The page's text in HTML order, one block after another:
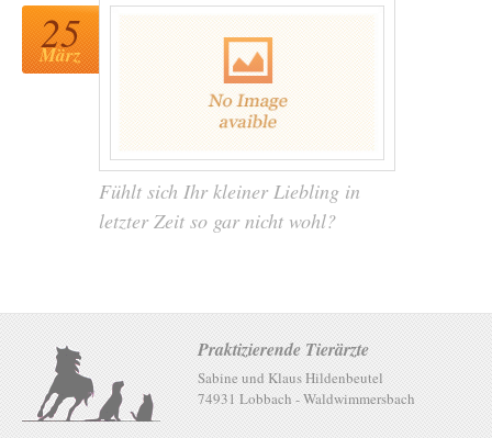
25
März
Fühlt sich Ihr kleiner Liebling in
letzter Zeit so gar nicht wohl?
Praktizierende Tierärzte
Sabine und Klaus Hildenbeutel
74931 Lobbach - Waldwimmersbach